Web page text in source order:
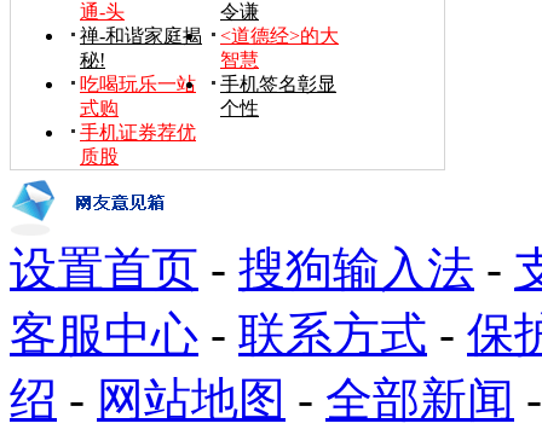
通-头
令谦
禅-和谐家庭揭
秘!
<道德经>的大
智慧
吃喝玩乐一站
式购
手机签名彰显
个性
手机证券荐优
质股
设置首页 - 搜狗输入法 -
客服中心 - 联系方式 - 保
绍 - 网站地图 - 全部新闻